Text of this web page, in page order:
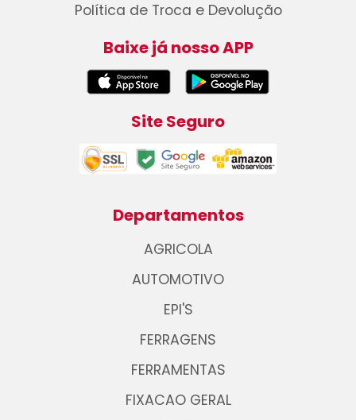
Política de Troca e Devolução
Baixe já nosso APP
Site Seguro
Departamentos
AGRICOLA
AUTOMOTIVO
EPI'S
FERRAGENS
FERRAMENTAS
FIXACAO GERAL